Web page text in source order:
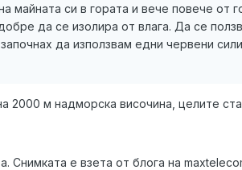
майната си в гората и вече повече от
да се изолира от влага. Да се
да използвам едни червени
2000 м надморска височина, целите
Снимката е взета от блога на